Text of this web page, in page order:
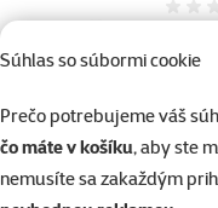
Súhlas so súbormi cookie
Prečo potrebujeme váš
čo máte v košíku, aby ste
nemusíte sa zakaždýmCena